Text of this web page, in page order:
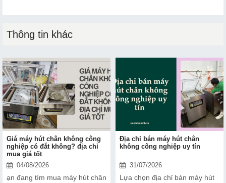
Thông tin khác
Giá máy hút chân không công
nghiệp có đắt không? địa chỉ
mua giá tốt
04/08/2026
ạn đang tìm mua máy hút chân
Địa chỉ bán máy hút chân
không công nghiệp uy tín
31/07/2026
Lựa chọn địa chỉ bán máy hút